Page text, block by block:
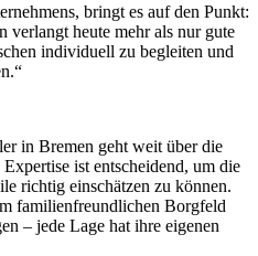
bringt es auf den Punkt:
verlangt heute mehr als nur gute
individuell zu begleiten und
in Bremen geht weit über die
ist entscheidend, um die
richtig einschätzen zu können.
familienfreundlichen Borgfeld
– jede Lage hat ihre eigenen